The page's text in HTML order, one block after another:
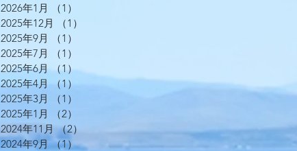
2026年1月
（1）
2025年12月
（1）
2025年9月
（1）
2025年7月
（1）
2025年6月 （1）1件の記事
2025年4月
（1）
2025年3月
（1）
2025年1月
（2）
2024年11月 （2）
2024年9月 （1）1件の記事